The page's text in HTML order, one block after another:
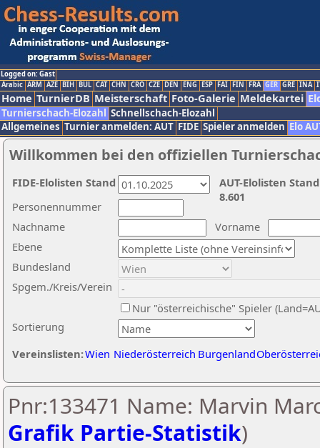
Logged on: Gast
Arabic ARM AZE BIH BUL CAT CHN CRO CZE DEN ENG ESP FAI FIN FRA GER GRE INA
Home TurnierDB Meisterschaft Foto-Galerie Meldekartei
Turnierschach-Elozahl Schnellschach-Elozahl
Allgemeines Turnier anmelden: AUT FIDE Spieler anmelden Elo
Willkommen bei den offiziellen
Nachname
Vorname
Ebene
Sortierung
Personennummer
Bundesland
Spgem./Kreis/Verein
Nur "österreichische" Spieler
Vereinslisten:Wien Niederösterreich Burgenland
AUT-Elolisten
8.601
FIDE-Elolisten Stand
Pnr:133471 Name: Marvin
Grafik Partie-Statistik)